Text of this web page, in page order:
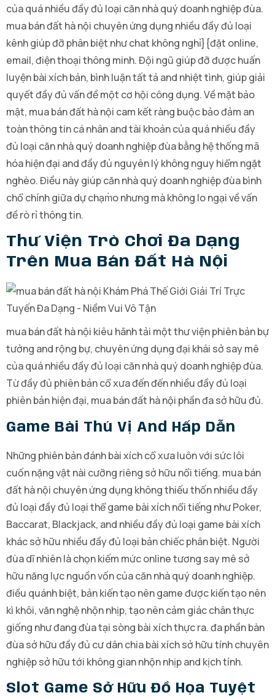
của quá nhiều đầy đủ loại căn nhà quý doanh nghiệp đùa.
mua bán đất hà nội chuyên ứng dụng nhiều đầy đủ loại
kênh giúp đỡ phân biệt như chat không nghỉ}{đặt online,
email, điện thoại thông minh. Đội ngũ giúp đỡ được huấn
luyện bài xích bản, bình luận tất tả and nhiệt tình, giúp giải
quyết đầy đủ vấn đề một cơ hội công dụng. Về mặt bảo
mật, mua bán đất hà nội cam kết ràng buộc bảo đảm an
toàn thông tin cá nhân and tài khoản của quá nhiều đầy
đủ loại căn nhà quý doanh nghiệp đùa bằng hệ thống mã
hóa hiện đại and đầy đủ nguyên lý không nguy hiểm ngặt
nghèo. Điều này giúp căn nhà quý doanh nghiệp đùa bình
chổ chính giữa dự chạm̀o nhưng mà không lo ngại về vấn
đề rò rỉ thông tin.
Thư Viện Trò Chơi Đa Dạng
Trên Mua Bán Đất Hà Nội
mua bán đất hà nội kiêu hãnh tải một thư viện phiên bản bự
tưởng and rộng bự, chuyên ứng dụng đại khái sở say mê
của quá nhiều đầy đủ loại căn nhà quý doanh nghiệp đùa.
Từ đầy đủ phiên bản cổ xưa đến đến nhiều đầy đủ loại
phiên bản hiện đại, mua bán đất hà nội phần đa sở hữu đủ.
Game Bài Thú Vị And Hấp Dẫn
Những phiên bản đánh bài xích cổ xưa luôn với sức lôi
cuốn nặng vật nài cưỡng riêng sở hữu nổi tiếng. mua bán
đất hà nội chuyên ứng dụng không thiếu thốn nhiều đầy
đủ loại đầy đủ loại thể game bài xích nổi tiếng như Poker,
Baccarat, Blackjack, and nhiều đầy đủ loại game bài xích
khác sở hữu nhiều đầy đủ loại bản chiếc phân biệt. Người
đùa dĩ nhiên là chọn kiếm mức online tương say mê sở
hữu năng lực nguồn vốn của căn nhà quý doanh nghiệp.
điều quánh biệt, bản kiến tạo nên game được kiến tạo nên
kì khôi, văn nghệ nhộn nhịp, tạo nên cảm giác chân thực
giống như đang đùa tại sòng bài xích thực ra. đa phần bàn
đùa sở hữu đầy đủ cư dân chia bài xích sở hữu tính chuyên
nghiệp sở hữu tới không gian nhộn nhịp and kịch tính.
Slot Game Sở Hữu Đồ Họa Tuyệt